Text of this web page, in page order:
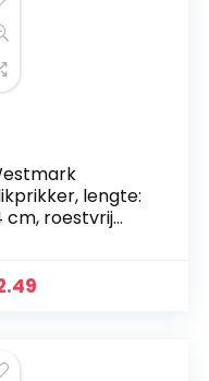
lengte:
cm, roestvrij